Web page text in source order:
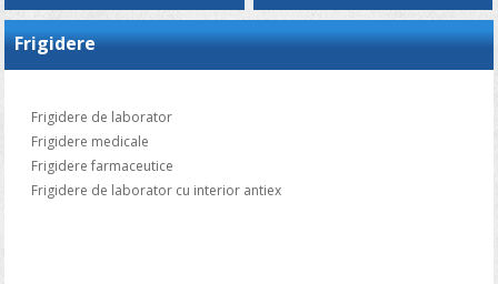
Frigidere
Frigidere de laborator
Frigidere medicale
Frigidere farmaceutice
Frigidere de laborator cu interior antiex